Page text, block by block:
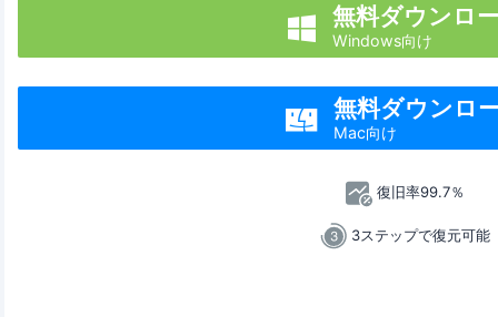
 無料ダウンロ
Windows向け
 無料ダウンロ
Mac向け
復旧率99.7％
3ステップで復元可能